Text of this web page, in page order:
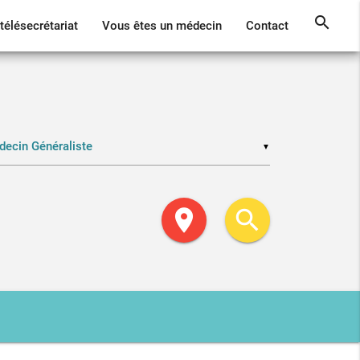
Vous êtes un médecin Contact search
▼
location_on search